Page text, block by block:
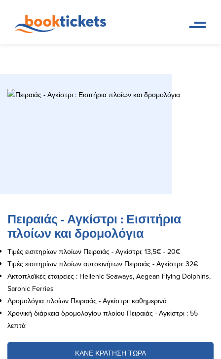
και εισιτήρια πλοίων
Πειραιάς - Αγκίστρι : Εισιτήρια
πλοίων και δρομολόγια
Τιμές εισιτηρίων πλοίων Πειραιάς - Αγκίστρι: 13,5€ - 20€
Τιμές εισιτηρίων πλοίων αυτοκινήτων Πειραιάς - Αγκίστρι: 32€
Ακτοπλοϊκές εταιρείες : Hellenic Seaways, Aegean Flying Dolphins,
Saronic Ferries
Δρομολόγια πλοίων Πειραιάς - Αγκίστρι: καθημερινά
Χρονική διάρκεια δρομολογίου πλοίου Πειραιάς - Αγκίστρι : 55
λεπτά
ΚΑΝΕ ΚΡΑΤΗΣΗ ΤΩΡΑ